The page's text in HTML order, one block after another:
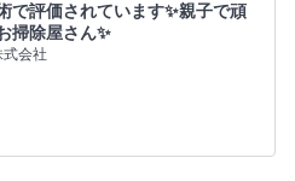
で評価されています✨親子で頑
掃除屋さん✨
会社